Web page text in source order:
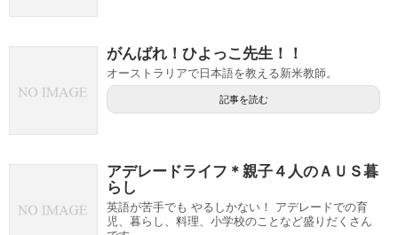
がんばれ！ひよっこ先生！！
オーストラリアで日本語を教える新米教師。
記事を読む
アデレードライフ＊親子４人のＡＵＳ暮
らし
英語が苦手でも やるしかない！ アデレードでの育
児、暮らし、料理、小学校のことなど盛りだくさん